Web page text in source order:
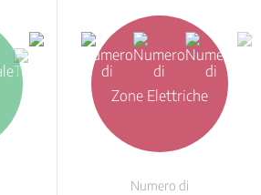
Zone Elettriche
Numero di